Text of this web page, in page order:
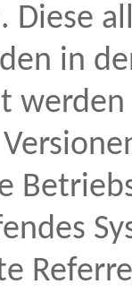
Diese
in